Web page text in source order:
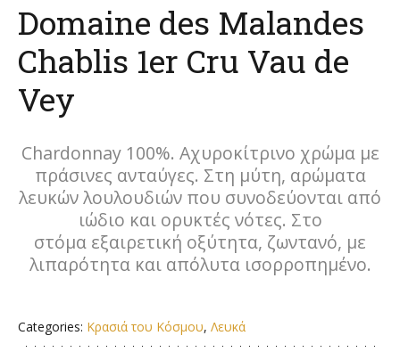
Domaine des Malandes
Chablis 1er Cru Vau de
Vey
Chardonnay 100%. Αχυροκίτρινο χρώμα με
πράσινες ανταύγες. Στη μύτη, αρώματα
λευκών λουλουδιών που συνοδεύονται από
ιώδιο και ορυκτές νότες. Στο
στόμα εξαιρετική οξύτητα, ζωντανό, με
λιπαρότητα και απόλυτα ισορροπημένο.
Categories: Κρασιά του Κόσμου, Λευκά